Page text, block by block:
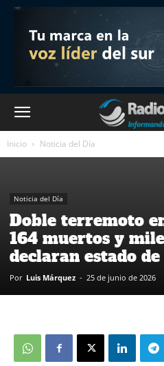
Inicio Noticia del Día
Noticia del Día
Doble terremoto
164 muertos y
declaran estado
Por Luis Márquez - 25 de junio de 2026